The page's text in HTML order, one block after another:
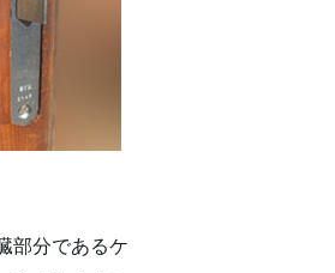
部分であるケ